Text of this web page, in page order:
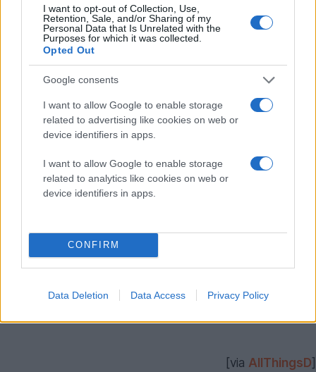
I want to opt-out of Collection, Use,
Retention, Sale, and/or Sharing of my
Personal Data that Is Unrelated with the
Purposes for which it was collected.
Opted Out
Google consents
I want to allow Google to enable storage
related to advertising like cookies on web or
device identifiers in apps.
I want to allow Google to enable storage
related to analytics like cookies on web or
device identifiers in apps.
CONFIRM
Data Deletion Data Access Privacy Policy
(desktop και mobile) μέσα από suggested posts, page
posts, sponsored stories και logout page ads.
Θυμίζουμε ότι το Facebook Home (όπως και το HTC
First) θα είναι διαθέσιμο από τις 12 Απριλίου στο
Google Play.
[via AllThingsD]